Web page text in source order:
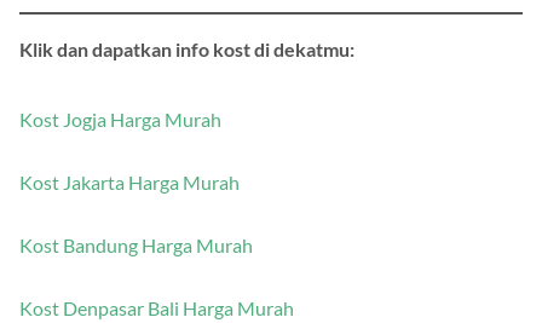
Klik dan dapatkan info kost di dekatmu:
Kost Jogja Harga Murah
Kost Jakarta Harga Murah
Kost Bandung Harga Murah
Kost Denpasar Bali Harga Murah